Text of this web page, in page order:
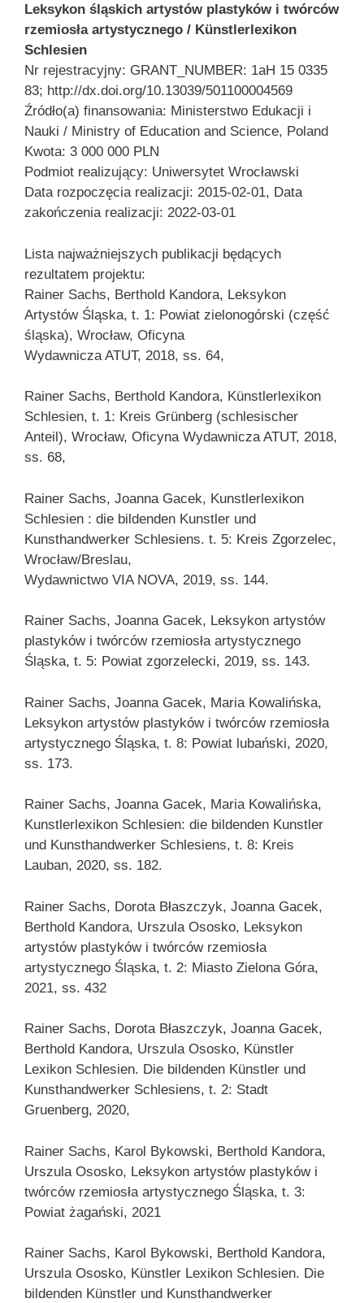
Leksykon śląskich artystów plastyków i twórców
rzemiosła artystycznego / Künstlerlexikon
Schlesien
Nr rejestracyjny: GRANT_NUMBER: 1aH 15 0335
83; http://dx.doi.org/10.13039/501100004569
Źródło(a) finansowania: Ministerstwo Edukacji i
Nauki / Ministry of Education and Science, Poland
Kwota: 3 000 000 PLN
Podmiot realizujący: Uniwersytet Wrocławski
Data rozpoczęcia realizacji: 2015-02-01, Data
zakończenia realizacji: 2022-03-01
Lista najważniejszych publikacji będących
rezultatem projektu:
Rainer Sachs, Berthold Kandora, Leksykon
Artystów Śląska, t. 1: Powiat zielonogórski (część
śląska), Wrocław, Oficyna
Wydawnicza ATUT, 2018, ss. 64,
Rainer Sachs, Berthold Kandora, Künstlerlexikon
Schlesien, t. 1: Kreis Grünberg (schlesischer
Anteil), Wrocław, Oficyna Wydawnicza ATUT, 2018,
ss. 68,
Rainer Sachs, Joanna Gacek, Kunstlerlexikon
Schlesien : die bildenden Kunstler und
Kunsthandwerker Schlesiens. t. 5: Kreis Zgorzelec,
Wrocław/Breslau,
Wydawnictwo VIA NOVA, 2019, ss. 144.
Rainer Sachs, Joanna Gacek, Leksykon artystów
plastyków i twórców rzemiosła artystycznego
Śląska, t. 5: Powiat zgorzelecki, 2019, ss. 143.
Rainer Sachs, Joanna Gacek, Maria Kowalińska,
Leksykon artystów plastyków i twórców rzemiosła
artystycznego Śląska, t. 8: Powiat lubański, 2020,
ss. 173.
Rainer Sachs, Joanna Gacek, Maria Kowalińska,
Kunstlerlexikon Schlesien: die bildenden Kunstler
und Kunsthandwerker Schlesiens, t. 8: Kreis
Lauban, 2020, ss. 182.
Rainer Sachs, Dorota Błaszczyk, Joanna Gacek,
Berthold Kandora, Urszula Ososko, Leksykon
artystów plastyków i twórców rzemiosła
artystycznego Śląska, t. 2: Miasto Zielona Góra,
2021, ss. 432
Rainer Sachs, Dorota Błaszczyk, Joanna Gacek,
Berthold Kandora, Urszula Ososko, Künstler
Lexikon Schlesien. Die bildenden Künstler und
Kunsthandwerker Schlesiens, t. 2: Stadt
Gruenberg, 2020,
Rainer Sachs, Karol Bykowski, Berthold Kandora,
Urszula Ososko, Leksykon artystów plastyków i
twórców rzemiosła artystycznego Śląska, t. 3:
Powiat żagański, 2021
Rainer Sachs, Karol Bykowski, Berthold Kandora,
Urszula Ososko, Künstler Lexikon Schlesien. Die
bildenden Künstler und Kunsthandwerker